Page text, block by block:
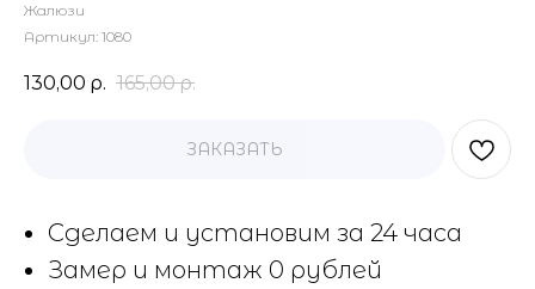
Жалюзи
Артикул: 1080
130,00 р. 165,00 р.
ЗАКАЗАТЬ
Сделаем и установим за 24 часа
Замер и монтаж 0 рублей